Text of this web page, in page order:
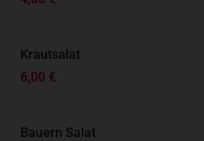
Krautsalat
6,00 €
Bauern Salat